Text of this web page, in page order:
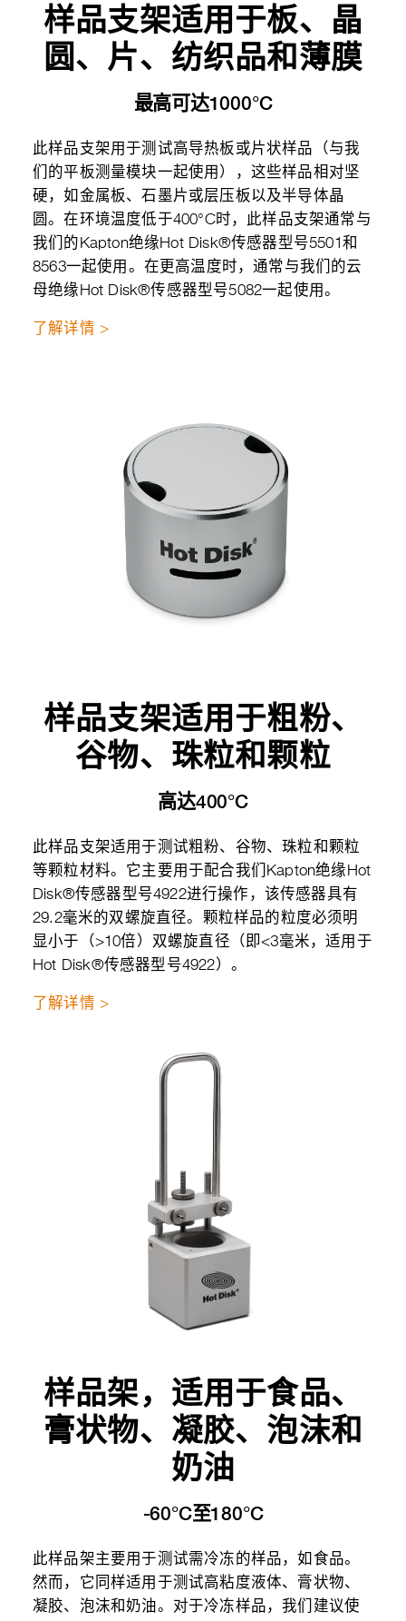
样品支架适用于板、晶
圆、片、纺织品和薄膜
最高可达1000°C
此样品支架用于测试高导热板或片状样品（与我
们的平板测量模块一起使用），这些样品相对坚
硬，如金属板、石墨片或层压板以及半导体晶
圆。在环境温度低于400°C时，此样品支架通常与
我们的Kapton绝缘Hot Disk®传感器型号5501和
8563一起使用。在更高温度时，通常与我们的云
母绝缘Hot Disk®传感器型号5082一起使用。
了解详情 >
样品支架适用于粗粉、
谷物、珠粒和颗粒
高达400°C
此样品支架适用于测试粗粉、谷物、珠粒和颗粒
等颗粒材料。它主要用于配合我们Kapton绝缘Hot
Disk®传感器型号4922进行操作，该传感器具有
29.2毫米的双螺旋直径。颗粒样品的粒度必须明
显小于（>10倍）双螺旋直径（即<3毫米，适用于
Hot Disk®传感器型号4922）。
了解详情 >
样品架，适用于食品、
膏状物、凝胶、泡沫和
奶油
-60°C至180°C
此样品架主要用于测试需冷冻的样品，如食品。
然而，它同样适用于测试高粘度液体、膏状物、
凝胶、泡沫和奶油。对于冷冻样品，我们建议使